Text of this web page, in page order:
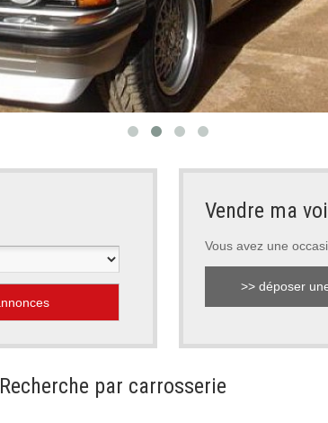
Vendre ma
Vous avez une
>> déposer
Recherche par carrosserie